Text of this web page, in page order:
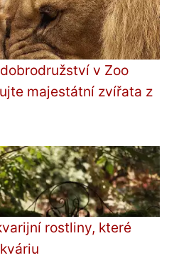
v Zoo
majestátní zvířata z
rostliny, které